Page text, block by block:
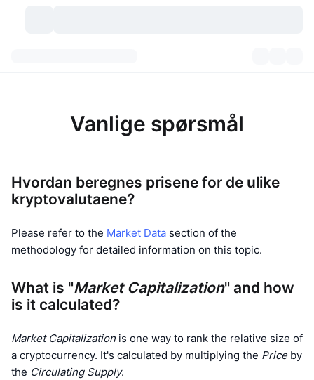
Rangering
Historiske øyeblikksbilder
Yields
Aktiva i den virkelige verden
Trending
Spotmarked
Bitcoin Kassebeholdninger
BNB Kassebeholdninger
Indikatorer
Populært
Vinnere
Meme-utforsker
Sentraliserte børser
Derivater
Desentraliserte børser
Spot
Derivater
Samfunn
Emner
Direktesendinger
Sentiment
API
Krypto-API
Bedrift
Produkter
Produkter
Nyhetsbrev
Vanlige spørsmål
Hvordan beregnes prisene for de ulike
kryptovalutaene?
Please refer to the Market Data section of the
methodology for detailed information on this topic.
What is "Market Capitalization" and how
is it calculated?
Market Capitalization is one way to rank the relative size of
a cryptocurrency. It's calculated by multiplying the Priceby
the Circulating Supply.